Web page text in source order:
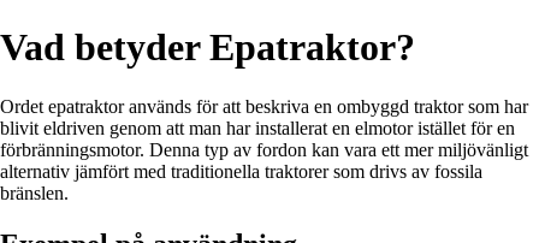
Vad betyder Epatraktor?
Ordet epatraktor används för att beskriva en ombyggd traktor som har
blivit eldriven genom att man har installerat en elmotor istället för en
förbränningsmotor. Denna typ av fordon kan vara ett mer miljövänligt
alternativ jämfört med traditionella traktorer som drivs av fossila
bränslen.